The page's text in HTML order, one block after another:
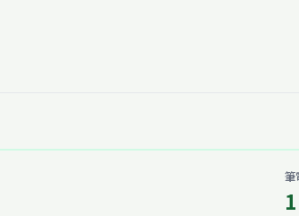
筆
1